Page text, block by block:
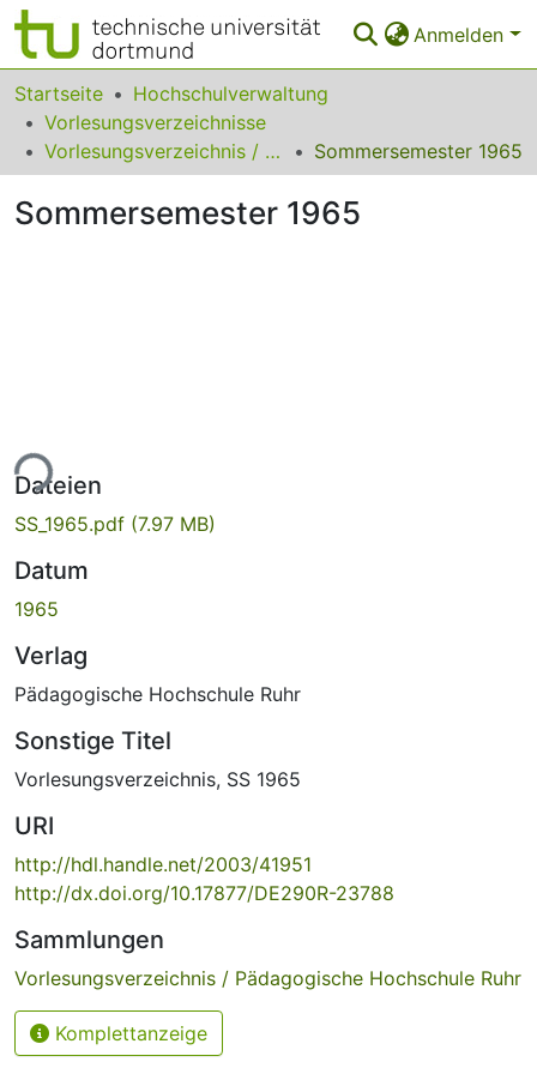
Anmelden
Bereiche & Sammlungen
Das gesamte Repositorium
Startseite
Hochschulverwaltung
Vorlesungsverzeichnisse
Vorlesungsverzeichnis / Pädagogische Hochschule Ruhr
Sommersemester 1965
Sommersemester 1965
Dateien
SS_1965.pdf (7.97 MB)
Datum
1965
Verlag
Pädagogische Hochschule Ruhr
Sonstige Titel
Vorlesungsverzeichnis, SS 1965
URI
http://hdl.handle.net/2003/41951
http://dx.doi.org/10.17877/DE290R-23788
Sammlungen
Vorlesungsverzeichnis / Pädagogische Hochschule Ruhr
Komplettanzeige